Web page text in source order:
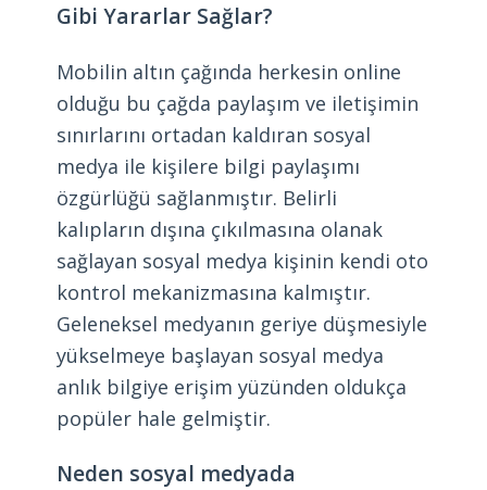
Gibi Yararlar Sağlar?
Mobilin altın çağında herkesin online
olduğu bu çağda paylaşım ve iletişimin
sınırlarını ortadan kaldıran sosyal
medya ile kişilere bilgi paylaşımı
özgürlüğü sağlanmıştır. Belirli
kalıpların dışına çıkılmasına olanak
sağlayan sosyal medya kişinin kendi oto
kontrol mekanizmasına kalmıştır.
Geleneksel medyanın geriye düşmesiyle
yükselmeye başlayan sosyal medya
anlık bilgiye erişim yüzünden oldukça
popüler hale gelmiştir.
Neden sosyal medyada